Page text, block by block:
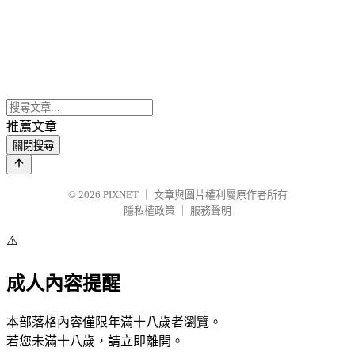
推薦文章
關閉搜尋
© 2026 PIXNET
文章與圖片權利屬原作者所有
隱私權政策
服務聲明
⚠️
成人內容提醒
本部落格內容僅限年滿十八歲者瀏覽。
若您未滿十八歲，請立即離開。